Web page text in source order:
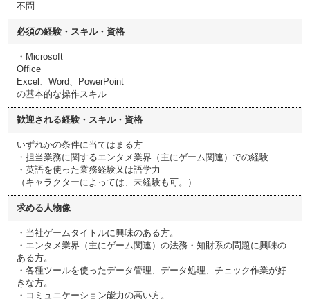
不問
必須の経験・スキル・資格
・Microsoft
Office
Excel、Word、PowerPoint
の基本的な操作スキル
歓迎される経験・スキル・資格
いずれかの条件に当てはまる方
・担当業務に関するエンタメ業界（主にゲーム関連）での経験
・英語を使った業務経験又は語学力
（キャラクターによっては、未経験も可。）
求める人物像
・当社ゲームタイトルに興味のある方。
・エンタメ業界（主にゲーム関連）の法務・知財系の問題に興味の
ある方。
・各種ツールを使ったデータ管理、データ処理、チェック作業が好
きな方。
・コミュニケーション能力の高い方。